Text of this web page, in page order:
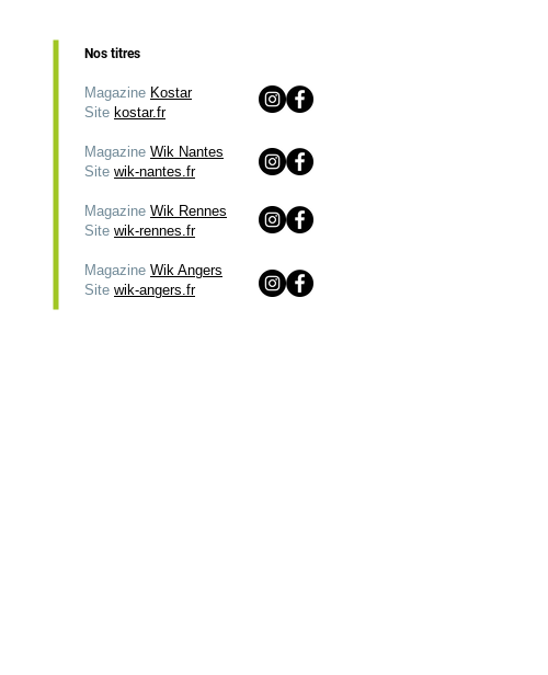
Nos titres
Magazine Kostar
Site kostar.fr
Magazine Wik Nantes
Site wik-nantes.fr
Magazine Wik Rennes
Site wik-rennes.fr
Magazine Wik Angers
Site wik-angers.fr